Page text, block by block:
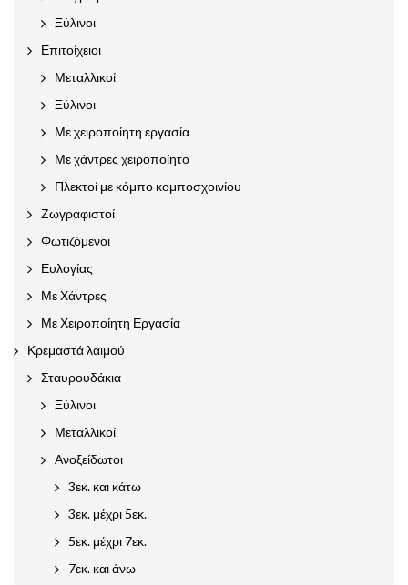
Ξύλινοι
Επιτοίχειοι
Μεταλλικοί
Ξύλινοι
Με χειροποίητη εργασία
Με χάντρες χειροποίητο
Πλεκτοί με κόμπο κομποσχοινίου
Ζωγραφιστοί
Φωτιζόμενοι
Ευλογίας
Με Χάντρες
Με Χειροποίητη Εργασία
Κρεμαστά λαιμού
Σταυρουδάκια
Ξύλινοι
Μεταλλικοί
Ανοξείδωτοι
3εκ. και κάτω
3εκ. μέχρι 5εκ.
5εκ. μέχρι 7εκ.
7εκ. και άνω